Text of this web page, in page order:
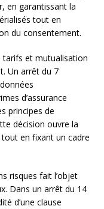
en garantissant la
tout en
du consentement.
tarifs et mutualisation
Un arrêt du 7
d’assurance
principes de
décision ouvre la
en fixant un cadre
risques fait l’objet
Dans un arrêt du 14
d’une clause